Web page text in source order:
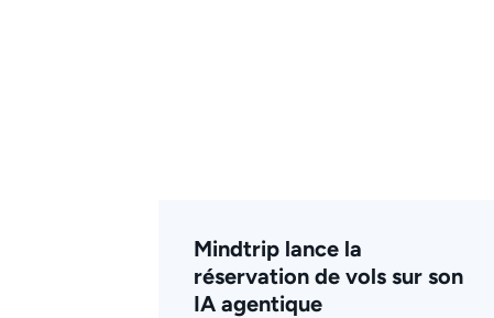
Mindtrip lance la
réservation de vols sur son
IA agentique